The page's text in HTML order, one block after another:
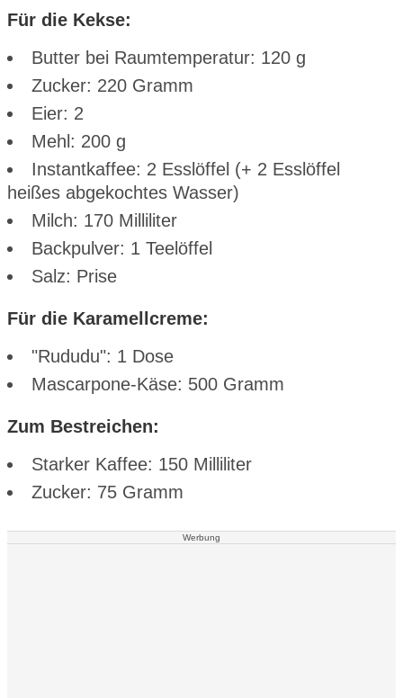
Für die Kekse:
Butter bei Raumtemperatur: 120 g
Zucker: 220 Gramm
Eier: 2
Mehl: 200 g
Instantkaffee: 2 Esslöffel (+ 2 Esslöffel
heißes abgekochtes Wasser)
Milch: 170 Milliliter
Backpulver: 1 Teelöffel
Salz: Prise
Für die Karamellcreme:
"Rududu": 1 Dose
Mascarpone-Käse: 500 Gramm
Zum Bestreichen:
Starker Kaffee: 150 Milliliter
Zucker: 75 Gramm
Werbung